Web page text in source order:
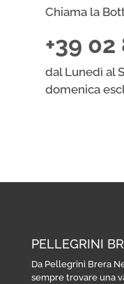
Chiama la
+39
dal Lunedì al
domenica
PELLEGRINI
Da Pellegrini Brera
sempre trovare una